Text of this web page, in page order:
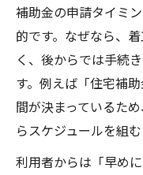
補助金の申請タイミ
的です。なぜなら、
く、後からでは手続
す。例えば「住宅補
間が決まっているた
らスケジュールを組む
利用者からは「早め